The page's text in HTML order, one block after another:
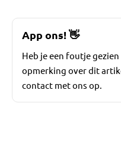
App ons!👋
Heb je een foutje
opmerking over dit
contact met ons op.